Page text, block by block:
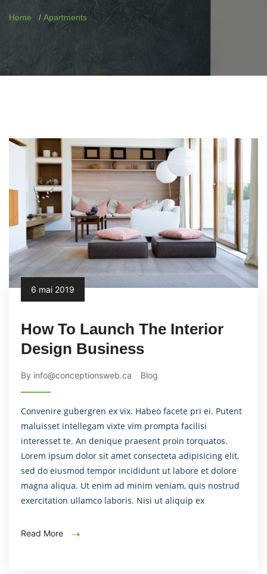
Home Apartments
6 mai 2019
How To Launch The Interior
Design Business
By info@conceptionsweb.ca Blog
Convenire gubergren ex vix. Habeo facete pri ei. Putent
maluisset intellegam vixte vim prompta facilisi
interesset te. An denique praesent proin torquatos.
Lorem ipsum dolor sit amet consecteta adipisicing elit,
sed do eiusmod tempor incididunt ut labore et dolore
magna aliqua. Ut enim ad minim veniam, quis nostrud
exercitation ullamco laboris. Nisi ut aliquip ex
Read More